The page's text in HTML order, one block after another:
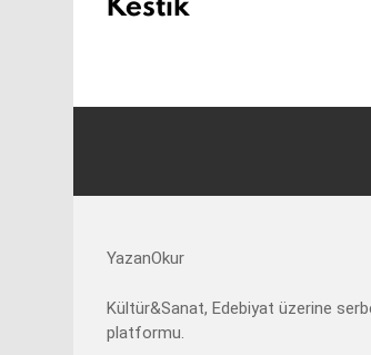
YazanOkur
Kültür&Sanat, Edebiyat üzerine
platformu.